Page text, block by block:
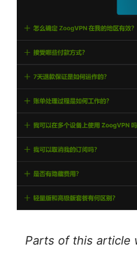
Parts of this article